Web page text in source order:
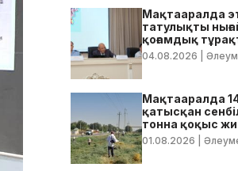
Мақтааралда
татулықты
қоғамдық
қамтамасыз
жедел кеңес
04.08.2026 |
Мақтааралда
қатысқан
тонна қоқыс
01.08.2026 |